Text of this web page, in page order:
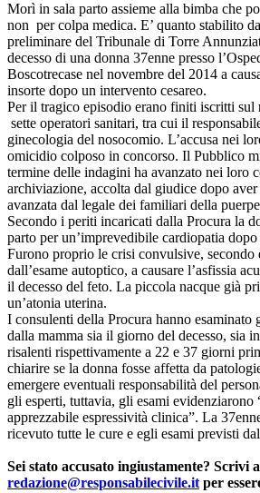
Morì in sala parto assieme alla bimba che
non per colpa medica. E’ quanto stabilito
preliminare del Tribunale di Torre
decesso di una donna 37enne presso
Boscotrecase nel novembre del 2014 a
insorte dopo un intervento cesareo.
Per il tragico episodio erano finiti iscritti sul
sette operatori sanitari, tra cui il
ginecologia del nosocomio. L’accusa nei
omicidio colposo in concorso. Il Pubblico
termine delle indagini ha avanzato nei loro
archiviazione, accolta dal giudice dopo
avanzata dal legale dei familiari della
Secondo i periti incaricati dalla Procura la
parto per un’imprevedibile cardiopatia
Furono proprio le crisi convulsive, secondo
dall’esame autoptico, a causare l’asfissia
il decesso del feto. La piccola nacque già
un’atonia uterina.
I consulenti della Procura hanno esaminato
dalla mamma sia il giorno del decesso, sia
risalenti rispettivamente a 22 e 37 giorni
chiarire se la donna fosse affetta da
emergere eventuali responsabilità del
gli esperti, tuttavia, gli esami evidenziarono
apprezzabile espressività clinica”. La
ricevuto tutte le cure e egli esami previsti
Sei stato accusato ingiustamente? Scrivi a
redazione@responsabilecivile.it per